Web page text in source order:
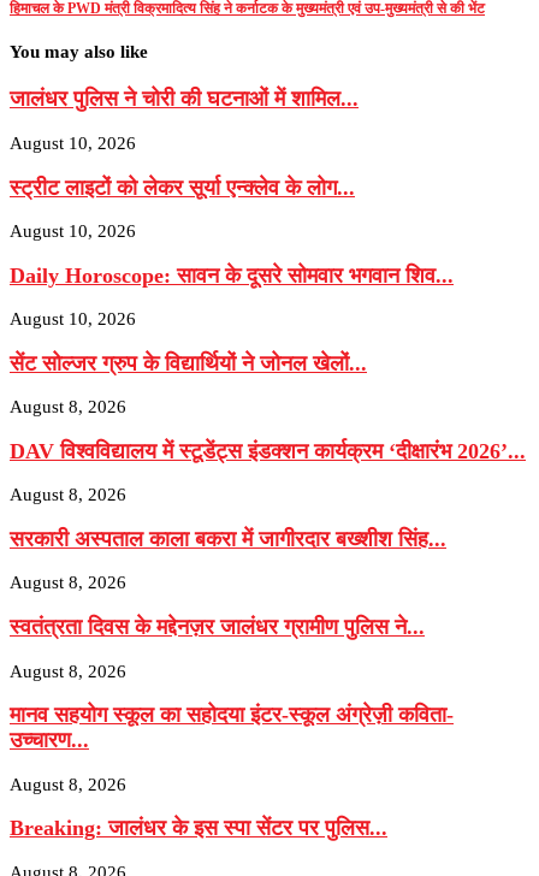
हिमाचल के PWD मंत्री विक्रमादित्य सिंह ने कर्नाटक के मुख्यमंत्री एवं उप-मुख्यमंत्री से की भेंट
You may also like
जालंधर पुलिस ने चोरी की घटनाओं में शामिल...
August 10, 2026
स्ट्रीट लाइटों को लेकर सूर्या एन्क्लेव के लोग...
August 10, 2026
Daily Horoscope: सावन के दूसरे सोमवार भगवान शिव...
August 10, 2026
सेंट सोल्जर ग्रुप के विद्यार्थियों ने जोनल खेलों...
August 8, 2026
DAV विश्वविद्यालय में स्टूडेंट्स इंडक्शन कार्यक्रम ‘दीक्षारंभ 2026’...
August 8, 2026
सरकारी अस्पताल काला बकरा में जागीरदार बख्शीश सिंह...
August 8, 2026
स्वतंत्रता दिवस के मद्देनज़र जालंधर ग्रामीण पुलिस ने...
August 8, 2026
मानव सहयोग स्कूल का सहोदया इंटर-स्कूल अंग्रेज़ी कविता-
उच्चारण...
August 8, 2026
Breaking: जालंधर के इस स्पा सेंटर पर पुलिस...
August 8, 2026